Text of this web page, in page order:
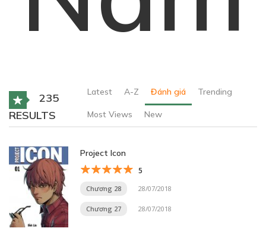
235
RESULTS
Latest A-Z Đánh giá Trending
Most Views New
Project Icon
5
Chương 28 28/07/2018
Chương 27 28/07/2018